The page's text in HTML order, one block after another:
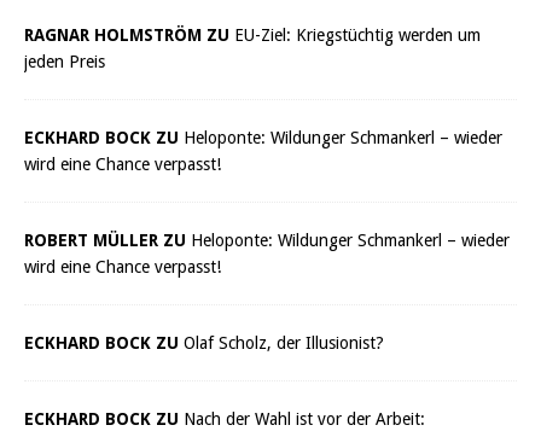
RAGNAR HOLMSTRÖM ZU EU-Ziel: Kriegstüchtig werden um
jeden Preis
ECKHARD BOCK ZU Heloponte: Wildunger Schmankerl – wieder
wird eine Chance verpasst!
ROBERT MÜLLER ZU Heloponte: Wildunger Schmankerl – wieder
wird eine Chance verpasst!
ECKHARD BOCK ZU Olaf Scholz, der Illusionist?
ECKHARD BOCK ZU Nach der Wahl ist vor der Arbeit: